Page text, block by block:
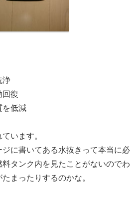
浄
回復
を低減
います。
に書いてある水抜きって本当に必
タンク内を見たことがないのでわ
まったりするのかな。